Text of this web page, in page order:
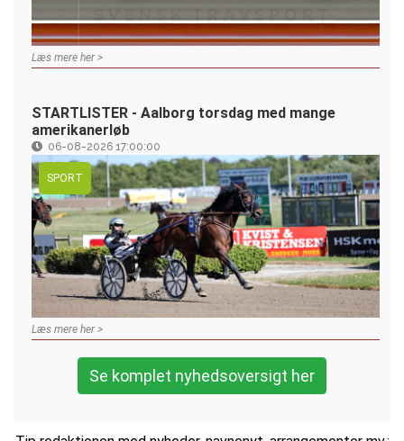
Læs mere her >
STARTLISTER - Aalborg torsdag med mange
amerikanerløb
06-08-2026 17:00:00
SPORT
Læs mere her >
Se komplet nyhedsoversigt her